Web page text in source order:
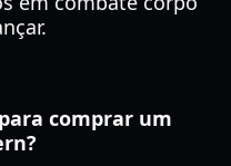
comprar um